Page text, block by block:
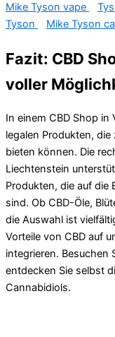
Mike Tyson vape
Tyson
Mike Tyson
Fazit: CBD
voller
In einem CBD Shop in
legalen Produkten,
bieten können. Die
Liechtenstein
Produkten, die auf die
sind. Ob CBD-Öle,
die Auswahl ist
Vorteile von CBD auf
integrieren. Besuchen
entdecken Sie selbst
Cannabidiols.